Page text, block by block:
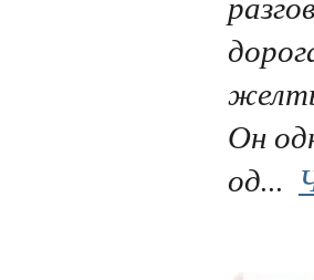
Он
од...